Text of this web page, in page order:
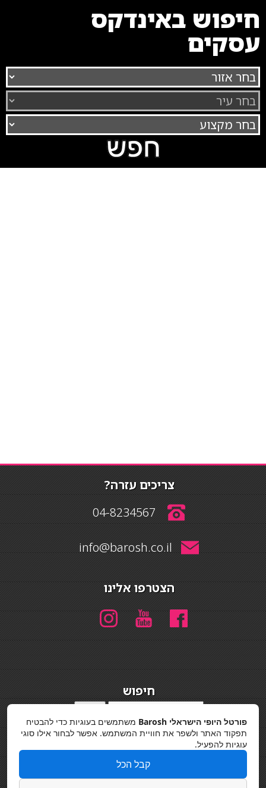
חיפוש באינדקס
עסקים
צריכים עזרה?
04-8234567
info@barosh.co.il
הצטרפו אלינו
חיפוש
מדיניות פרטיות
פורטל היופי הישראלי Barosh
משתמשים בעוגיות כדי להבטיח
תפקוד האתר ולשפר את חוויית המשתמש. אפשר לבחור אילו סוגי
עוגיות להפעיל.
קבל הכל